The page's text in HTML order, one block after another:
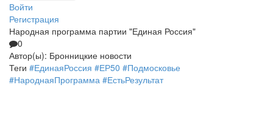
Войти
Регистрация
Народная программа партии "Единая Россия"
0
Автор(ы): Бронницкие новости
Теги #ЕдинаяРоссия #ЕР50 #Подмосковье
#НароднаяПрограмма #ЕстьРезультат